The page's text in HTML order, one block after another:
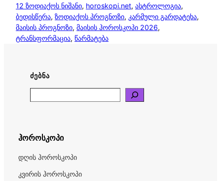
12 ზოდიაქოს ნიშანი, horoskopi.net, ასტროლოგია
ბედისწერა, ზოდიაქოს პროგნოზი, კარმული გარდატეხა
მაისის პროგნოზი, მაისის ჰოროსკოპი 2026
ტრანსფორმაცია, წარმატება
ᲫᲔᲑᲜᲐ
ჰოროსკოპი
დღის ჰოროსკოპი
კვირის ჰოროსკოპი